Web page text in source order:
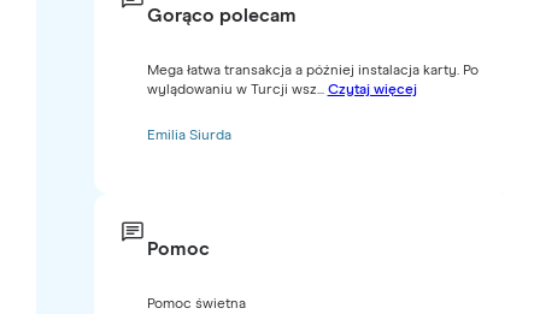
Gorąco polecam
Mega łatwa transakcja a później instalacja karty. Po
wylądowaniu w Turcji wsz... Czytaj więcej
Emilia Siurda
Pomoc
Pomoc świetna